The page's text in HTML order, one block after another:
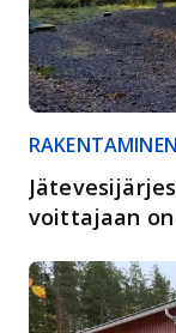
RAKENTAMINEN
voittajaan